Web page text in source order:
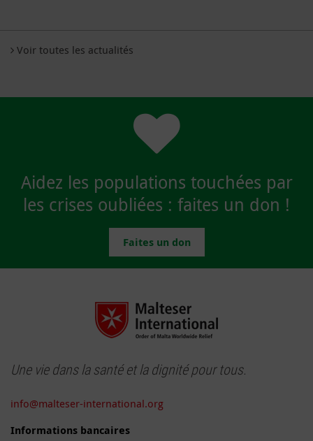
Voir toutes les actualités
Aidez les populations touchées par
les crises oubliées : faites un don !
Faites un don
Une vie dans la santé et la dignité pour tous.
info@malteser-international.org
Informations bancaires